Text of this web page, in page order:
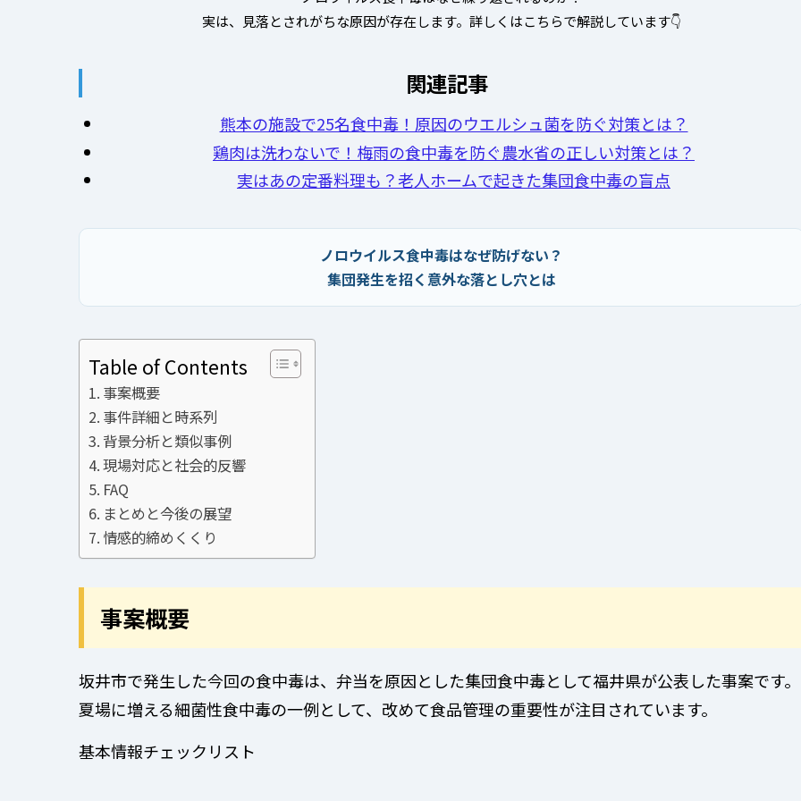
実は、見落とされがちな原因が存在します。詳しくはこちらで解説しています👇
関連記事
熊本の施設で25名食中毒！原因のウエルシュ菌を防ぐ対策とは？
鶏肉は洗わないで！梅雨の食中毒を防ぐ農水省の正しい対策とは？
実はあの定番料理も？老人ホームで起きた集団食中毒の盲点
ノロウイルス食中毒はなぜ防げない？
集団発生を招く意外な落とし穴とは
Table of Contents
事案概要
事件詳細と時系列
背景分析と類似事例
現場対応と社会的反響
FAQ
まとめと今後の展望
情感的締めくくり
事案概要
坂井市で発生した今回の食中毒は、弁当を原因とした集団食中毒として福井県が公表した事案です。
夏場に増える細菌性食中毒の一例として、改めて食品管理の重要性が注目されています。
基本情報チェックリスト